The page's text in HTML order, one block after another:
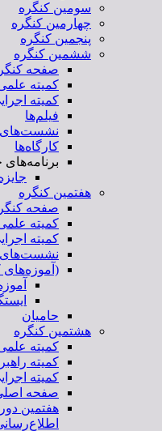
سومین کنگره
چهارمین کنگره
پنجمین کنگره
ششمین کنگره
صفحه
کمیته
کمیته
فیلم‌ها
کارگاه‌ها
برنامه‌های
هفتمین کنگره
صفحه
کمیته
کمیته
(آموزه‌های
حامیان
هشتمین کنگره
کمیته
کمیته
کمیته
صفحه
هفتمین